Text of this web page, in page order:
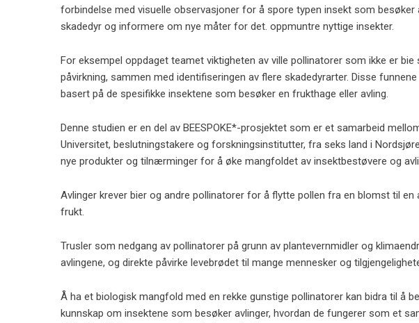
forbindelse med visuelle observasjoner for å spore typen insekt som besøker
skadedyr og informere om nye måter for det. oppmuntre nyttige insekter.
For eksempel oppdaget teamet viktigheten av ville pollinatorer som ikke er
påvirkning, sammen med identifiseringen av flere skadedyrarter. Disse
basert på de spesifikke insektene som besøker en frukthage eller avling.
Denne studien er en del av BEESPOKE*-prosjektet som er et samarbeid
Universitet, beslutningstakere og forskningsinstitutter, fra seks land i
nye produkter og tilnærminger for å øke mangfoldet av insektbestøvere og
Avlinger krever bier og andre pollinatorer for å flytte pollen fra en blomst til
frukt.
Trusler som nedgang av pollinatorer på grunn av plantevernmidler og
avlingene, og direkte påvirke levebrødet til mange mennesker og
Å ha et biologisk mangfold med en rekke gunstige pollinatorer kan bidra til å
kunnskap om insektene som besøker avlinger, hvordan de fungerer som et